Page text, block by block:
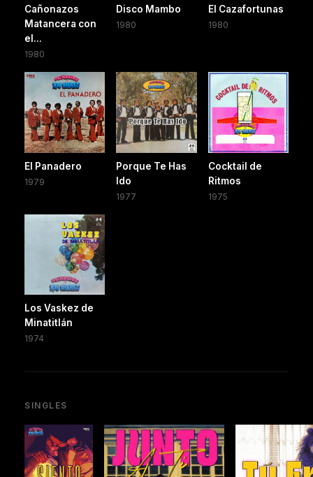
Cañonazos
Matancera con
el...
1980
Disco Mambo
1980
El Cazafortunas
1980
El Panadero
1979
Porque Te Has
Ido
1977
Cocktail de
Ritmos
1975
Los Vaskez de
Minatitlán
1974
SINGLES